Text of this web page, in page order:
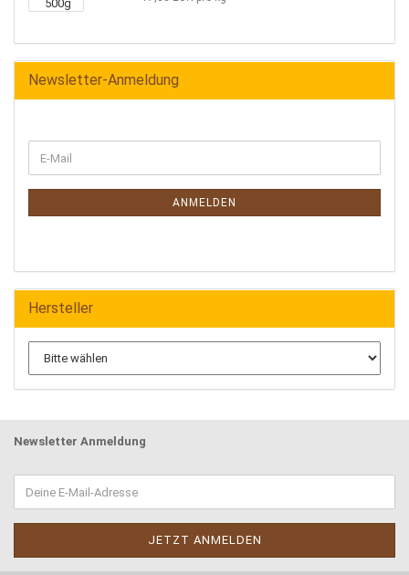
Newsletter-Anmeldung
ANMELDEN
Hersteller
Newsletter Anmeldung